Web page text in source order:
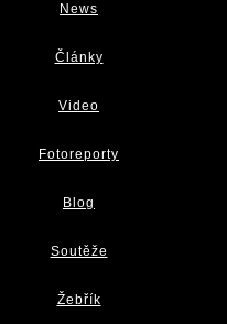
News
Články
Video
Fotoreporty
Blog
Soutěže
Žebřík